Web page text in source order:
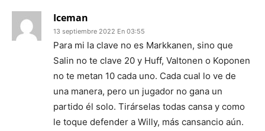
Iceman
13 septiembre 2022 En 03:55
Para mi la clave no es Markkanen, sino que
Salin no te clave 20 y Huff, Valtonen o Koponen
no te metan 10 cada uno. Cada cual lo ve de
una manera, pero un jugador no gana un
partido él solo. Tirárselas todas cansa y como
le toque defender a Willy, más cansancio aún.